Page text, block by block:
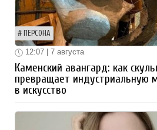
ПЕРСОНА
12:07 | 7 августа
Каменский авангард: как
превращает индустриальную
в искусство